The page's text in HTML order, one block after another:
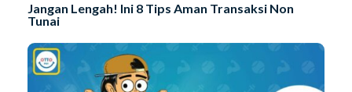
Jangan Lengah! Ini 8 Tips Aman Transaksi Non
Tunai